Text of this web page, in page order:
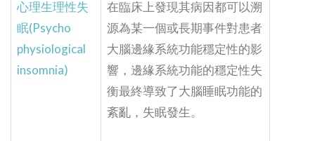
心理生理性失
眠(Psycho
physiological
insomnia)
在臨床上發現其病因都可以溯
源為某一個或長期事件對患者
大腦邊緣系統功能穩定性的影
響，邊緣系統功能的穩定性失
衡最終導致了大腦睡眠功能的
紊亂，失眠發生。